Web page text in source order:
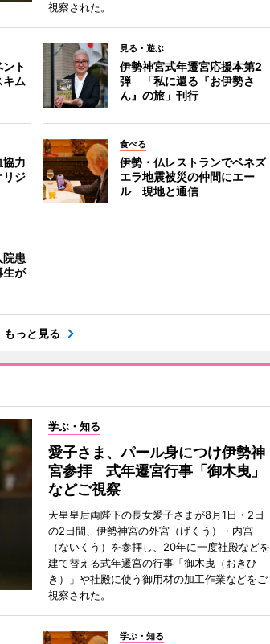
視察された。
ト
ム
見る・遊ぶ
伊勢神宮式年遷宮応援本第2
弾 「私に還る『お伊勢さ
ん』の旅」刊行
協力
リジ
食べる
伊勢・仏レストランでベネズ
エラ地震被災の仲間にエー
ル 現地と通信
院患
が
もっと見る
学ぶ・知る
愛子さま、パール身につけ伊勢神
宮参拝 式年遷宮行事「御木曳」
などご視察
天皇皇后両陛下の長女愛子さまが8月1日・2日
の2日間、伊勢神宮の外宮（げくう）・内宮
（ないくう）を参拝し、20年に一度社殿などを
建て替える式年遷宮の行事「御木曳（おきひ
き）」や社殿に使う御用材の加工作業などをご
視察された。
学ぶ・知る